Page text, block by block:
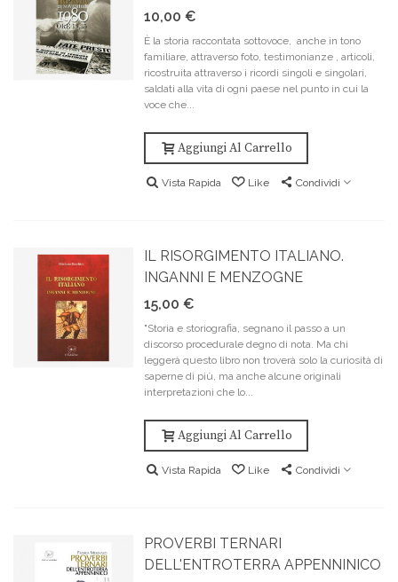
10,00 €
È la storia raccontata sottovoce, anche in tono
familiare, attraverso foto, testimonianze , articoli,
ricostruita attraverso i ricordi singoli e singolari,
saldati alla vita di ogni paese nel punto in cui la
voce che...
Aggiungi Al Carrello
Vista Rapida Like Condividi
IL RISORGIMENTO ITALIANO.
INGANNI E MENZOGNE
15,00 €
"Storia e storiografia, segnano il passo a un
discorso procedurale degno di nota. Ma chi
leggerà questo libro non troverà solo la curiosità di
saperne di più, ma anche alcune originali
interpretazioni che lo...
Aggiungi Al Carrello
Vista Rapida Like Condividi
PROVERBI TERNARI
DELL'ENTROTERRA APPENNINICO